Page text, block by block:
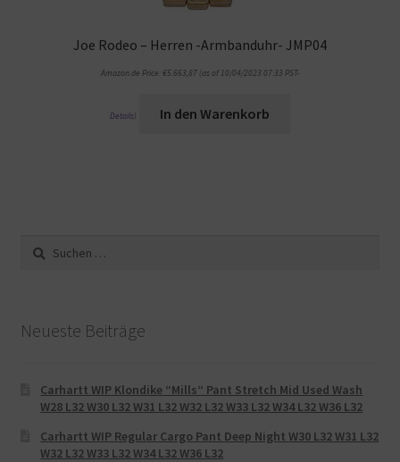
Joe Rodeo – Herren -Armbanduhr- JMP04
Amazon.de Price: €5.663,87(as of 10/04/2023 07:33 PST-
Details In den Warenkorb
Suche
nach:
Neueste Beiträge
Carhartt WIP Klondike “Mills“ Pant Stretch Mid Used Wash
W28 L32 W30 L32 W31 L32 W32 L32 W33 L32 W34 L32 W36 L32
Carhartt WIP Regular Cargo Pant Deep Night W30 L32 W31 L32
W32 L32 W33 L32 W34 L32 W36 L32